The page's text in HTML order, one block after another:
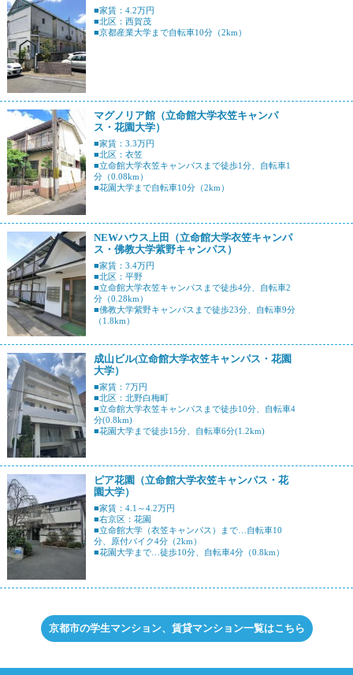
■家賃：4.2万円
■北区：西賀茂
■京都産業大学まで自転車10分（2km）
マグノリア館（立命館大学衣笠キャンパ
ス・花園大学）
■家賃：3.3万円
■北区：衣笠
■立命館大学衣笠キャンパスまで徒歩1分、自転車1
分（0.08km）
■花園大学まで自転車10分（2km）
NEWハウス上田（立命館大学衣笠キャンパ
ス・佛教大学紫野キャンパス）
■家賃：3.4万円
■北区：平野
■立命館大学衣笠キャンパスまで徒歩4分、自転車2
分（0.28km）
■佛教大学紫野キャンパスまで徒歩23分、自転車9分
（1.8km）
成山ビル(立命館大学衣笠キャンパス・花園
大学）
■家賃：7万円
■北区：北野白梅町
■立命館大学衣笠キャンパスまで徒歩10分、自転車4
分(0.8km)
■花園大学まで徒歩15分、自転車6分(1.2km)
ピア花園（立命館大学衣笠キャンパス・花
園大学）
■家賃：4.1～4.2万円
■右京区：花園
■立命館大学（衣笠キャンパス）まで…自転車10
分、原付バイク4分（2km）
■花園大学まで…徒歩10分、自転車4分（0.8km）
京都市の学生マンション、賃貸マンション一覧はこちら